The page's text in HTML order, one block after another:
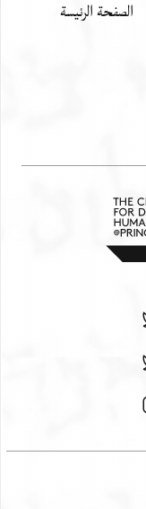
الصفحة الرئيسة